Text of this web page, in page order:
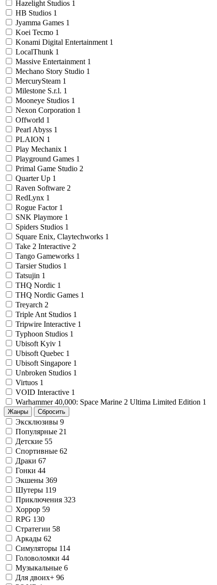
Hazelight Studios 1
HB Studios 1
Jyamma Games 1
Koei Tecmo 1
Konami Digital Entertainment 1
LocalThunk 1
Massive Entertainment 1
Mechano Story Studio 1
MercurySteam 1
Milestone S.r.l. 1
Mooneye Studios 1
Nexon Corporation 1
Offworld 1
Pearl Abyss 1
PLAION 1
Play Mechanix 1
Playground Games 1
Primal Game Studio 2
Quarter Up 1
Raven Software 2
RedLynx 1
Rogue Factor 1
SNK Playmore 1
Spiders Studios 1
Square Enix, Claytechworks 1
Take 2 Interactive 2
Tango Gameworks 1
Tarsier Studios 1
Tatsujin 1
THQ Nordic 1
THQ Nordic Games 1
Treyarch 2
Triple Ant Studios 1
Tripwire Interactive 1
Typhoon Studios 1
Ubisoft Kyiv 1
Ubisoft Quebec 1
Ubisoft Singapore 1
Unbroken Studios 1
Virtuos 1
VOID Interactive 1
Warhammer 40,000: Space Marine 2 Ultima Limited Edition 1
Жанры Сбросить
Эксклюзивы 9
Популярные 21
Детские 55
Спортивные 62
Драки 67
Гонки 44
Экшены 369
Шутеры 119
Приключения 323
Хоррор 59
RPG 130
Стратегии 58
Аркады 62
Симуляторы 114
Головоломки 44
Музыкальные 6
Для двоих+ 96